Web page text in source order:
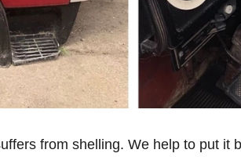
from shelling. We help to put it